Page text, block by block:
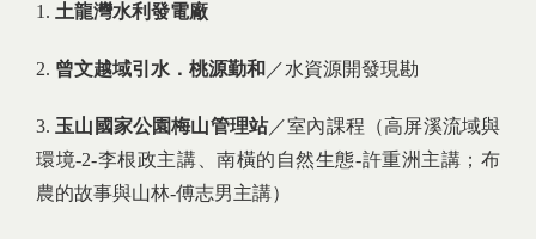
1. 土龍灣水利發電廠
2. 曾文越域引水．桃源勤和 ／水資源開發現勘
3. 玉山國家公園梅山管理站／室內課程（高屏溪流域與
環境-2-李根政主講、南橫的自然生態-許重洲主講；布
農的故事與山林-傅志男主講）